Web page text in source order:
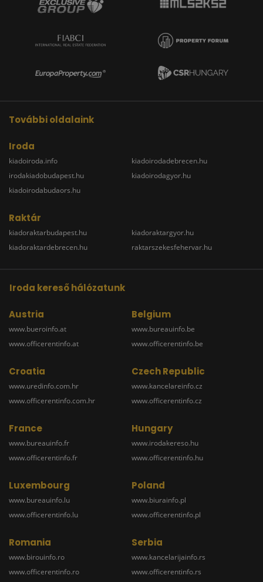
További oldalaink
Iroda
kiadoiroda.info
irodakiadobudapest.hu
kiadoirodabudaors.hu
kiadoirodadebrecen.hu
kiadoirodagyor.hu
Raktár
kiadoraktarbudapest.hu
kiadoraktardebrecen.hu
kiadoraktargyor.hu
raktarszekesfehervar.hu
Iroda kereső hálózatunk
Austria
www.bueroinfo.at
www.officerentinfo.at
Belgium
www.bureauinfo.be
www.officerentinfo.be
Croatia
www.uredinfo.com.hr
www.officerentinfo.com.hr
Czech Republic
www.kancelareinfo.cz
www.officerentinfo.cz
France
www.bureauinfo.fr
www.officerentinfo.fr
Hungary
www.irodakereso.hu
www.officerentinfo.hu
Luxembourg
www.bureauinfo.lu
www.officerentinfo.lu
Poland
www.biurainfo.pl
www.officerentinfo.pl
Romania
www.birouinfo.ro
www.officerentinfo.ro
Serbia
www.kancelarijainfo.rs
www.officerentinfo.rs